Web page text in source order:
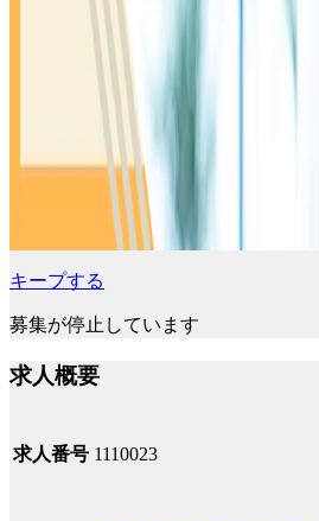
キープする
募集が停止しています
求人概要
求人番号 1110023